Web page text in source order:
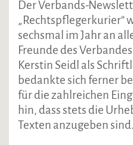
Der Verbands-
„Rechtspflegerkurier“
sechsmal im Jahr an
Freunde des
Kerstin Seidl als
bedankte sich ferner
für die zahlreichen
hin, dass stets die
Texten anzugeben sind.